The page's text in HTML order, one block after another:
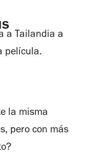
a Tailandia a
película.
la misma
pero con más